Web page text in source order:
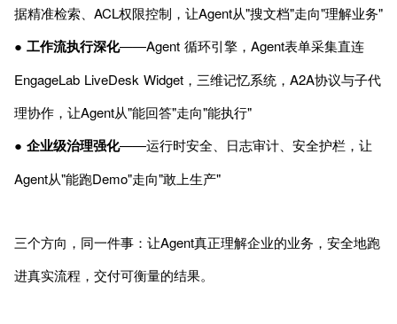
据精准检索、ACL权限控制，让Agent从"搜文档"走向"理解业务"
● 工作流执行深化——Agent 循环引擎，Agent表单采集直连
EngageLab LiveDesk Widget，三维记忆系统，A2A协议与子代
理协作，让Agent从"能回答"走向"能执行"
● 企业级治理强化——运行时安全、日志审计、安全护栏，让
Agent从"能跑Demo"走向"敢上生产"
三个方向，同一件事：让Agent真正理解企业的业务，安全地跑
进真实流程，交付可衡量的结果。